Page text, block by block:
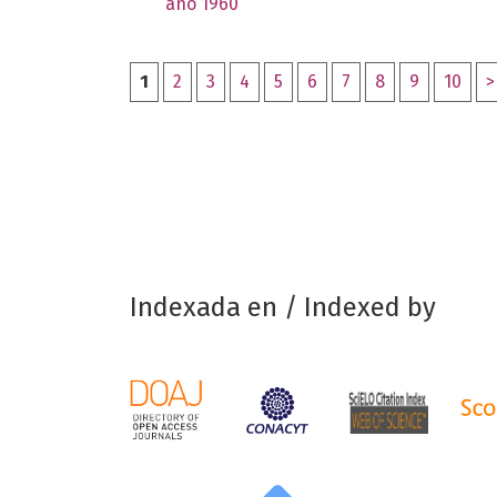
1 2 3 4 5 6 7 8 9 10 >
Indexada en / Indexed by